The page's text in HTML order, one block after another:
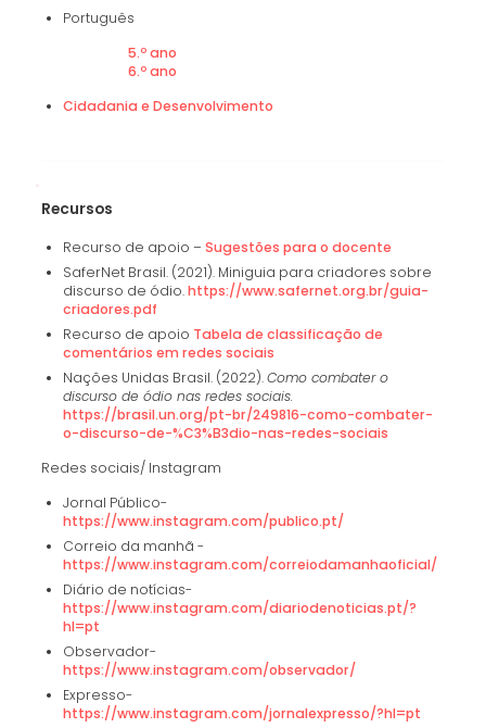
Português
5.º ano
6.º ano
Cidadania e Desenvolvimento
Recursos
Recurso de apoio –Sugestões para o docente
SaferNet Brasil. (2021). Miniguia para criadores sobre
discurso de ódio.https://www.safernet.org.br/guia-
criadores.pdf
Recurso de apoio Tabela de classificação de
comentários em redes sociais
Nações Unidas Brasil. (2022).Como combater o
discurso de ódio nas redes sociais.
https://brasil.un.org/pt-br/249816-como-combater-
o-discurso-de-%C3%B3dio-nas-redes-sociais
Redes sociais/ Instagram
Jornal Público-
https://www.instagram.com/publico.pt/
Correio da manhã -
https://www.instagram.com/correiodamanhaoficial/
Diário de notícias-
https://www.instagram.com/diariodenoticias.pt/?
hl=pt
Observador-
https://www.instagram.com/observador/
Expresso-
https://www.instagram.com/jornalexpresso/?hl=pt